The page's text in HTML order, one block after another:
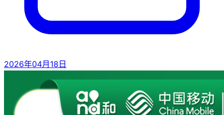
2026年04月18日